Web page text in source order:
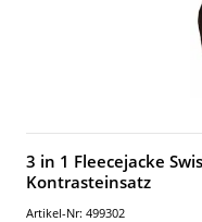
3 in 1 Fleecejacke
Kontrasteinsatz
Artikel-Nr: 499302